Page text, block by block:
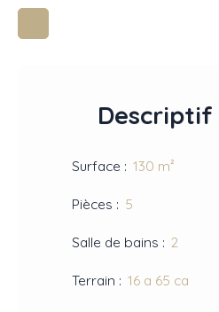
Descriptif
Surface : 130 m²
Pièces : 5
Salle de bains : 2
Terrain : 16 a 65 ca